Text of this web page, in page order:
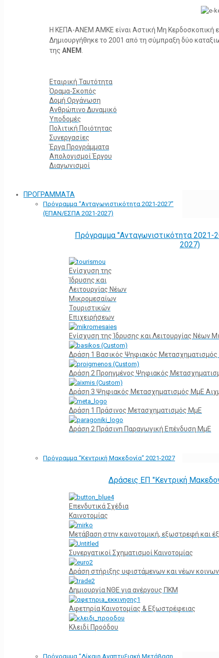
Η ΚΕΠΑ-ΑΝΕΜ ΑΜΚΕ είναι Αστική Μη Κερδοσκοπική
Δημιουργήθηκε το 2001 από τη σύμπραξη δύο
της ΑΝΕΜ
Εταιρική Ταυτότητα
Όραμα-Σκοπός
Δομή Οργάνωση
Ανθρώπινο Δυναμικό
Υποδομές
Πολιτική Ποιότητας
Συνεργασίες
Έργα Προγράμματα
Απολογισμοί Έργου
Διαγωνισμοί
ΠΡΟΓΡΑΜΜΑΤΑ
Πρόγραμμα “Ανταγωνιστικότητα 2021-2027”
(ΕΠΑΝ/ΕΣΠΑ 2021-2027)
Πρόγραμμα "Ανταγωνιστικότητα
2027)
Ενίσχυση της
Ίδρυσης και
Λειτουργίας Νέων
Μικρομεσαίων
Τουριστικών
Επιχειρήσεων
Ενίσχυση της Ίδρυσης και Λειτουργίας Νέων
Δράση 1 Βασικός Ψηφιακός
Δράση 2 Προηγμένος Ψηφιακός
Δράση 3 Ψηφιακός Μετασχηματισμός ΜμΕ
Δράση 1 Πράσινος Μετασχηματισμός ΜμΕ
Δράση 2 Πράσινη Παραγωγική Επένδυση ΜμΕ
Πρόγραμμα “Κεντρική Μακεδονία” 2021-2027
Δράσεις ΕΠ "Κεντρική
Επενδυτικά Σχέδια
Καινοτομίας
Μετάβαση στην καινοτομική, εξωστρεφή και
Συνεργατικοί Σχηματισμοί Καινοτομίας
Δράση στήριξης υφιστάμενων και νέων
Δημιουργία ΝΘΕ για ανέργους ΠΚΜ
Αφετηρία Kαινοτομίας & Εξωστρέφειας
Κλειδί Προόδου
Πρόγραμμα “Δίκαιη Αναπτυξιακή Μετάβαση